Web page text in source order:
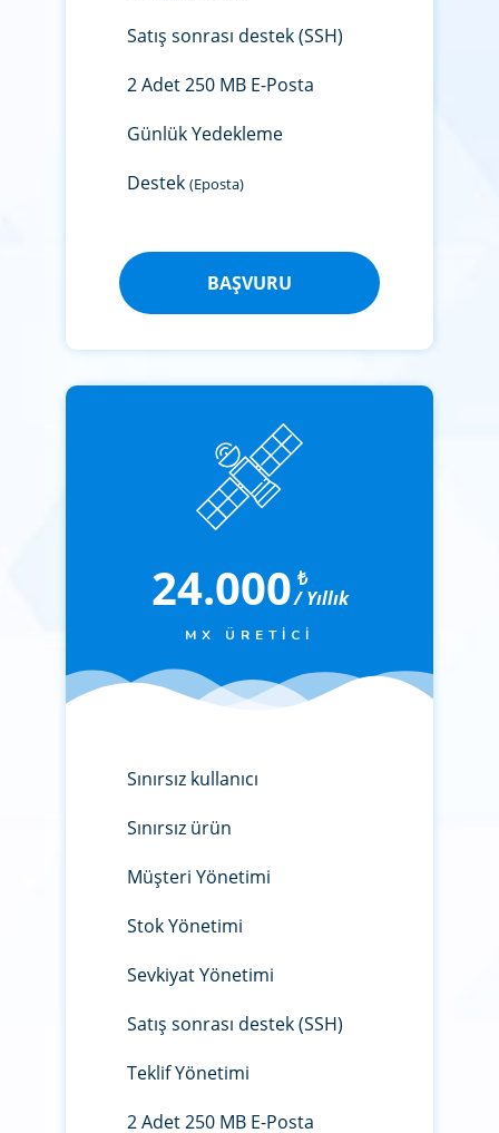
Satış sonrası destek (SSH)
2 Adet 250 MB E-Posta
Günlük Yedekleme
Destek (Eposta)
BAŞVURU
24.000 ₺
/ Yıllık
MX ÜRETICI
Sınırsız kullanıcı
Sınırsız ürün
Müşteri Yönetimi
Stok Yönetimi
Sevkiyat Yönetimi
Satış sonrası destek (SSH)
Teklif Yönetimi
2 Adet 250 MB E-Posta